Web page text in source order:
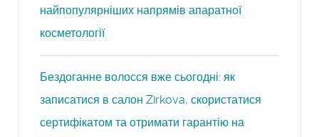
найпопулярніших напрямів апаратної
косметології
Бездоганне волосся вже сьогодні: як
записатися в салон Zirkova, скористатися
сертифікатом та отримати гарантію на